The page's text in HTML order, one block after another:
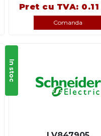
Pret cu TVA:
Comanda
In stoc